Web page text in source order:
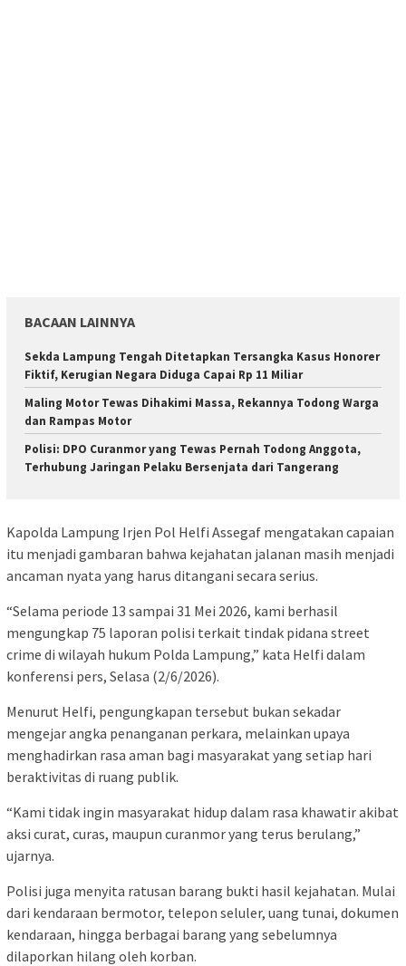
BACAAN LAINNYA
Sekda Lampung Tengah Ditetapkan Tersangka Kasus Honorer
Fiktif, Kerugian Negara Diduga Capai Rp 11 Miliar
Maling Motor Tewas Dihakimi Massa, Rekannya Todong Warga
dan Rampas Motor
Polisi: DPO Curanmor yang Tewas Pernah Todong Anggota,
Terhubung Jaringan Pelaku Bersenjata dari Tangerang
Kapolda Lampung Irjen Pol Helfi Assegaf mengatakan capaian
itu menjadi gambaran bahwa kejahatan jalanan masih menjadi
ancaman nyata yang harus ditangani secara serius.
“Selama periode 13 sampai 31 Mei 2026, kami berhasil
mengungkap 75 laporan polisi terkait tindak pidana street
crime di wilayah hukum Polda Lampung,” kata Helfi dalam
konferensi pers, Selasa (2/6/2026).
Menurut Helfi, pengungkapan tersebut bukan sekadar
mengejar angka penanganan perkara, melainkan upaya
menghadirkan rasa aman bagi masyarakat yang setiap hari
beraktivitas di ruang publik.
“Kami tidak ingin masyarakat hidup dalam rasa khawatir akibat
aksi curat, curas, maupun curanmor yang terus berulang,”
ujarnya.
Polisi juga menyita ratusan barang bukti hasil kejahatan. Mulai
dari kendaraan bermotor, telepon seluler, uang tunai, dokumen
kendaraan, hingga berbagai barang yang sebelumnya
dilaporkan hilang oleh korban.